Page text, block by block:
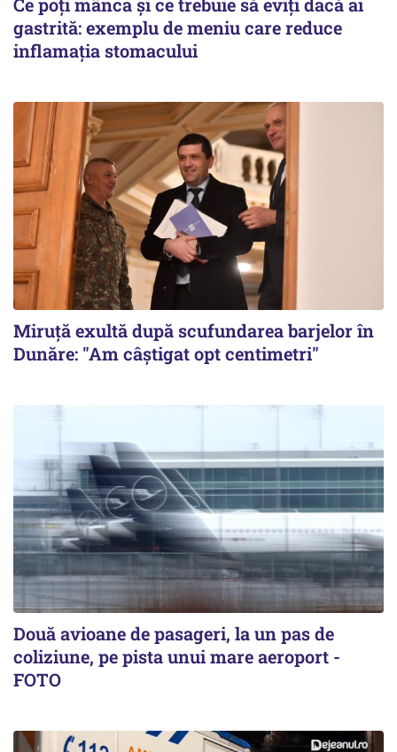
gastrită: exemplu de meniu care reduce
inflamația stomacului
Miruță exultă după scufundarea barjelor în
Dunăre: "Am câștigat opt centimetri"
Două avioane de pasageri, la un pas de
coliziune, pe pista unui mare aeroport -
FOTO